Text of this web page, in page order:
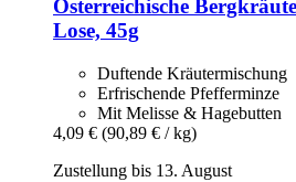
Österreichische
Lose, 45g
Duftende Kräutermischung
Erfrischende Pfefferminze
Mit Melisse & Hagebutten
4,09 € (90,89 € / kg)
Zustellung bis 13. August